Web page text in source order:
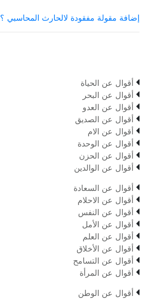
إضافة مقولة مفقودة لالحارث المحاسبي ؟
 أقوال عن الحياة
 أقوال عن البحر
 أقوال عن العدو
 أقوال عن الصديق
 أقوال عن الام
 أقوال عن الوحدة
 أقوال عن الحزن
 أقوال عن الوالدين
 أقوال عن السعادة
 أقوال عن الاحلام
 أقوال عن النفس
 أقوال عن الأمل
 أقوال عن العلم
 أقوال عن الأخلاق
 أقوال عن التسامح
 أقوال عن المرأة
 أقوال عن الوطن